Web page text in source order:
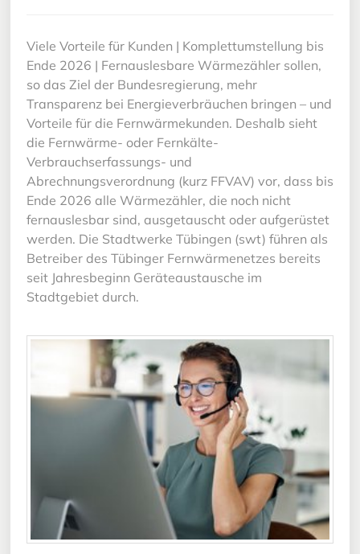
Viele Vorteile für Kunden | Komplettumstellung bis
Ende 2026 | Fernauslesbare Wärmezähler sollen,
so das Ziel der Bundesregierung, mehr
Transparenz bei Energieverbräuchen bringen – und
Vorteile für die Fernwärmekunden. Deshalb sieht
die Fernwärme- oder Fernkälte-
Verbrauchserfassungs- und
Abrechnungsverordnung (kurz FFVAV) vor, dass bis
Ende 2026 alle Wärmezähler, die noch nicht
fernauslesbar sind, ausgetauscht oder aufgerüstet
werden. Die Stadtwerke Tübingen (swt) führen als
Betreiber des Tübinger Fernwärmenetzes bereits
seit Jahresbeginn Geräteaustausche im
Stadtgebiet durch.